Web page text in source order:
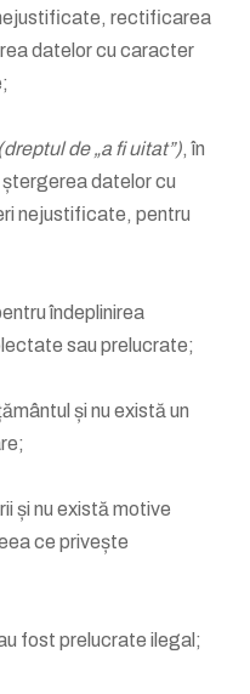
rectificarea
datelor cu caracter
de „a fi uitat”), în
datelor cu
nejustificate, pentru
îndeplinirea
sau prelucrate;
și nu există un
și nu există motive
ce privește
fost prelucrate ilegal;